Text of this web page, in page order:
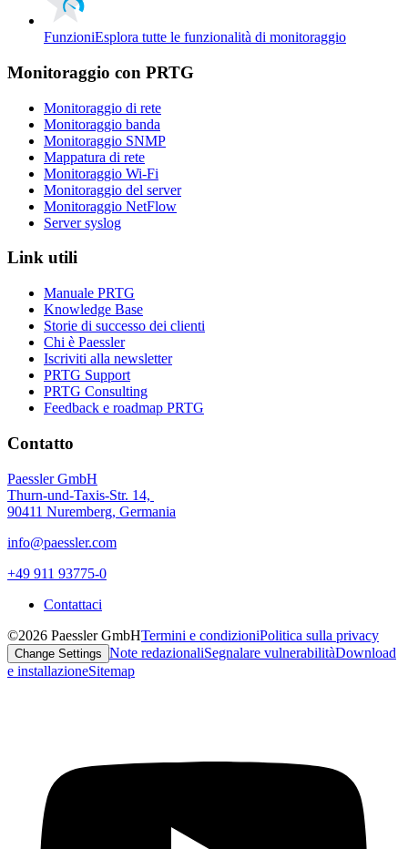
FunzioniEsplora tutte le funzionalità di monitoraggio
Monitoraggio con PRTG
Monitoraggio di rete
Monitoraggio banda
Monitoraggio SNMP
Mappatura di rete
Monitoraggio Wi-Fi
Monitoraggio del server
Monitoraggio NetFlow
Server syslog
Link utili
Manuale PRTG
Knowledge Base
Storie di successo dei clienti
Chi è Paessler
Iscriviti alla newsletter
PRTG Support
PRTG Consulting
Feedback e roadmap PRTG
Contatto
Paessler GmbH
Thurn-und-Taxis-Str. 14,
90411 Nuremberg, Germania
info@paessler.com
+49 911 93775-0
Contattaci
©2026 Paessler GmbHTermini e condizioniPolitica sulla privacy
Change Settings Note redazionaliSegnalare vulnerabilitàDownload
e installazioneSitemap